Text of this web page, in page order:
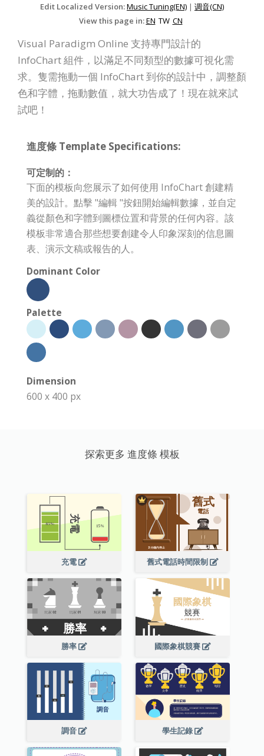
Edit Localized Version:Music Tuning(EN) | 调音(CN)
View this page in:EN TW CN
Visual Paradigm Online 支持專門設計的
InfoChart 組件，以滿足不同類型的數據可視化需
求。隻需拖動一個 InfoChart 到你的設計中，調整顏
色和字體，拖動數值，就大功告成了！現在就來試
試吧！
進度條 Template Specifications:
可定制的：
下面的模板向您展示了如何使用 InfoChart 創建精
美的設計。點擊 "編輯 "按鈕開始編輯數據，並自定
義從顏色和字體到圖標位置和背景的任何內容。該
模板非常適合那些想要創建令人印象深刻的信息圖
表、演示文稿或報告的人。
Dominant Color
Palette
Dimension
600 x 400 px
探索更多 進度條 模板
充電 舊式電話時間限制
勝率 國際象棋競賽
調音 學生記錄